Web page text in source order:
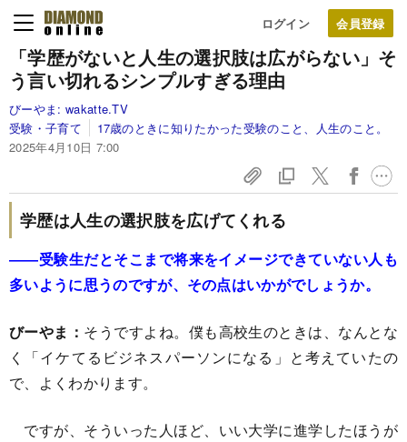
ログイン
「学歴がないと人生の選択肢は広がらない」そ
う言い切れるシンプルすぎる理由
びーやま: wakatte.TV
受験・子育て
17歳のときに知りたかった受験のこと、人生のこと。
2025年4月10日 7:00
学歴は人生の選択肢を広げてくれる
――受験生だとそこまで将来をイメージできていない人も
多いように思うのですが、その点はいかがでしょうか。
びーやま： そうですよね。僕も高校生のときは、なんとな
く「イケてるビジネスパーソンになる」と考えていたの
で、よくわかります。
ですが、そういった人ほど、いい大学に進学したほうが